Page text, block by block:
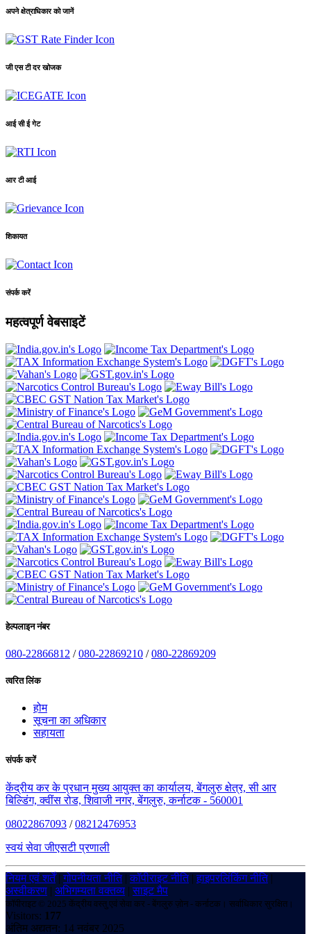
अपने क्षेत्राधिकार को जानें
जी एस टी दर खोजक
आई सी ई गेट
आर टी आई
शिकायत
संपर्क करें
महत्वपूर्ण वेबसाइटें
हेल्पलाइन नंबर
080-22866812 /080-22869210 /080-22869209
त्वरित लिंक
होम
सूचना का अधिकार
सहायता
संपर्क करें
केंद्रीय कर के प्रधान मुख्य आयुक्त का कार्यालय, बेंगलुरु क्षेत्र, सी आर
बिल्डिंग, क्वींस रोड, शिवाजी नगर, बेंगलुरु, कर्नाटक - 560001
08022867093 /08212476953
स्वयं सेवा जीएसटी प्रणाली
नियम एवं शर्तें|गोपनीयता नीति|कॉपीराइट नीति|हाइपरलिंकिंग नीति|
अस्वीकरण | अभिगम्यता वक्तव्य |साइट मैप
कॉपीराइट © 2025 केंद्रीय वस्तु एवं सेवा कर - बेंगलुरु ज़ोन - कर्नाटक। सर्वाधिकार सुरक्षित।
Visitors: 177
अंतिम अद्यतन: 14 नवंबर 2025